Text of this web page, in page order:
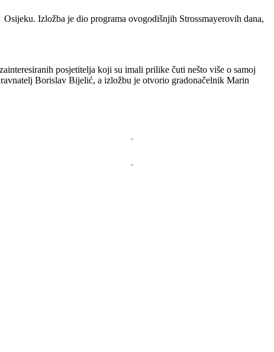
Izložba je dio programa ovogodišnjih Strossmayerovih dana,
posjetitelja koji su imali prilike čuti nešto više o samoj
Borislav Bijelić, a izložbu je otvorio gradonačelnik Marin